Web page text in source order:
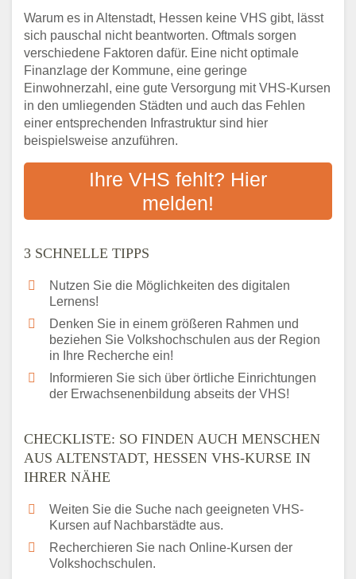
Altenstadt, Hessen VHS-Kurse in Ihrer Nähe
Abendschule in der Region rund um
Altenstadt, Hessen
VHS steht für Erwachsenenbildung
Online-Kurse: Alternative Angebote zum
VHS-Kurs
Vor- und Nachteile von Online-Kursen
Checkliste: Darauf kommt es bei
Bildungsangeboten an
Das bundesweite Volkshochschulwesen
Warum es in Altenstadt, Hessen keine VHS gibt, lässt
sich pauschal nicht beantworten. Oftmals sorgen
verschiedene Faktoren dafür. Eine nicht optimale
Finanzlage der Kommune, eine geringe
Einwohnerzahl, eine gute Versorgung mit VHS-Kursen
in den umliegenden Städten und auch das Fehlen
einer entsprechenden Infrastruktur sind hier
beispielsweise anzuführen.
Ihre VHS fehlt? Hier
melden!
3 SCHNELLE TIPPS
Nutzen Sie die Möglichkeiten des digitalen
Lernens!
Denken Sie in einem größeren Rahmen und
beziehen Sie Volkshochschulen aus der Region
in Ihre Recherche ein!
Informieren Sie sich über örtliche Einrichtungen
der Erwachsenenbildung abseits der VHS!
CHECKLISTE: SO FINDEN AUCH MENSCHEN
AUS ALTENSTADT, HESSEN VHS-KURSE IN
IHRER NÄHE
Weiten Sie die Suche nach geeigneten VHS-
Kursen auf Nachbarstädte aus.
Recherchieren Sie nach Online-Kursen der
Volkshochschulen.